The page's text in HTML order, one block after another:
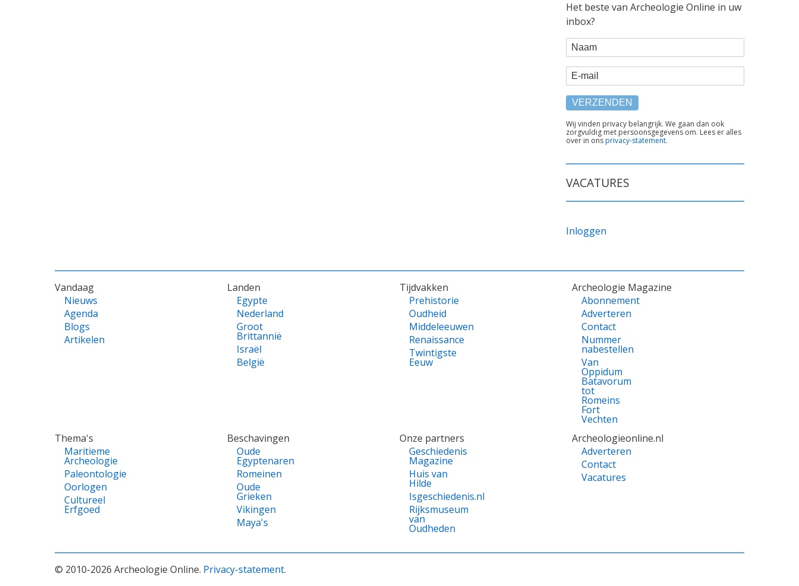
Het beste van Archeologie Online in uw
inbox?
WEBFORM
Naam
E-mail
TEKST
ONDER
FORMULIER
Wij vinden privacy belangrijk. We gaan dan ook
zorgvuldig met persoonsgegevens om. Lees er alles
over in onsprivacy-statement.
VACATURES
Inloggen
VOET
Vandaag
Nieuws
Agenda
Blogs
Artikelen
Landen
Egypte
Nederland
Groot
Brittannië
Israël
België
Tijdvakken
Prehistorie
Oudheid
Middeleeuwen
Renaissance
Twintigste
Eeuw
Archeologie Magazine
Abonnement
Adverteren
Contact
Nummer
nabestellen
Van
Oppidum
Batavorum
tot
Romeins
Fort
Vechten
Thema's
Maritieme
Archeologie
Paleontologie
Oorlogen
Cultureel
Erfgoed
Beschavingen
Oude
Egyptenaren
Romeinen
Oude
Grieken
Vikingen
Maya's
Onze partners
Geschiedenis
Magazine
Huis van
Hilde
Isgeschiedenis.nl
Rijksmuseum
van
Oudheden
Archeologieonline.nl
Adverteren
Contact
Vacatures
© 2010-2026 Archeologie Online. Privacy-statement.